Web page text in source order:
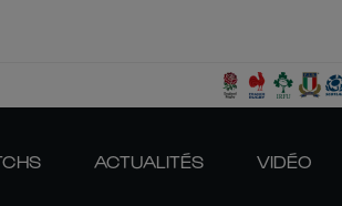
ACTUALITÉS VIDÉO